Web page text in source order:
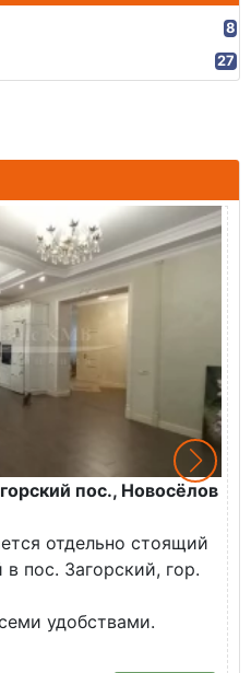
8
27
пос., Новосёлов
отдельно стоящий
пос. Загорский, гор.
удобствами.